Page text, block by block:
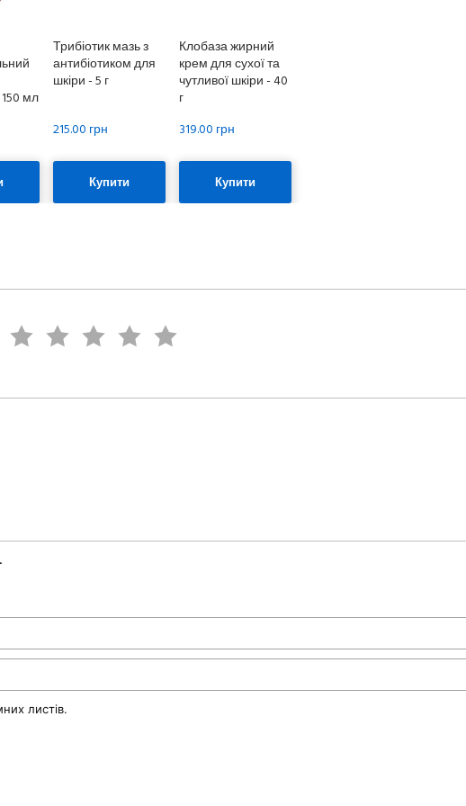
мл
Трибіотик мазь з
антибіотиком для
шкіри - 5 г
215.00 грн
Купити
Клобаза жирний
крем для сухої та
чутливої шкіри - 40
г
319.00 грн
Купити
листів.